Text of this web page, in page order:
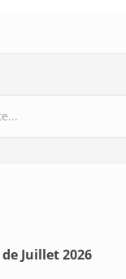
Juillet 2026